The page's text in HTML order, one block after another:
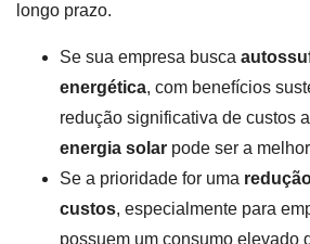
longo prazo.
Se sua empresa busca
energética, com benefícios
redução significativa de custos
energia solar pode ser a
Se a prioridade for uma
custos, especialmente para
possuem um consumo elevado